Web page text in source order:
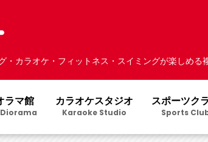
カラオケ・フィットネス・スイミングが楽しめる
ラマ館 カラオケスタジオ
Karaoke Studio
スポーツク
Sports